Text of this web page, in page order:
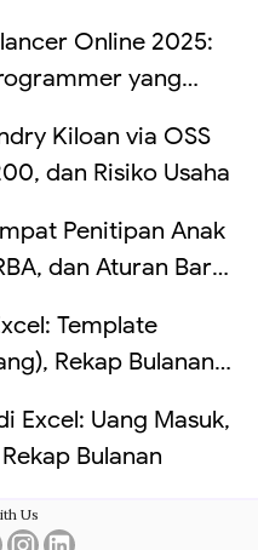
Online 2025:
yang
Kiloan via OSS
dan Risiko Usaha
Penitipan Anak
dan Aturan Baru
Template
Rekap Bulanan
Excel: Uang Masuk,
Bulanan
Us